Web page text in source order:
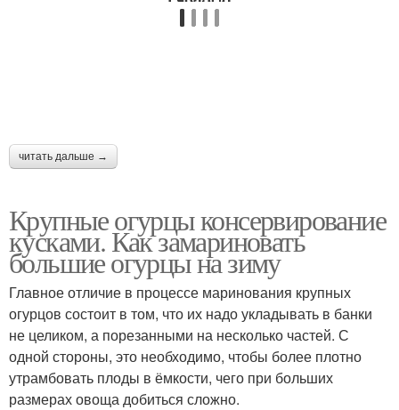
читать дальше →
Крупные огурцы консервирование
кусками. Как замариновать
большие огурцы на зиму
Главное отличие в процессе маринования крупных
огурцов состоит в том, что их надо укладывать в банки
не целиком, а порезанными на несколько частей. С
одной стороны, это необходимо, чтобы более плотно
утрамбовать плоды в ёмкости, чего при больших
размерах овоща добиться сложно.